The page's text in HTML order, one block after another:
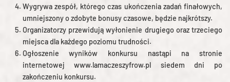
Wygrywa zespół, którego czas ukończenia zadań finałowych,
umniejszony o zdobyte bonusy czasowe, będzie najkrótszy.
Organizatorzy przewidują wyłonienie drugiego oraz trzeciego
miejsca dla każdego poziomu trudności.
Ogłoszenie wyników konkursu nastąpi na stronie
internetowej www.lamaczeszyfrow.pl siedem dni po
zakończeniu konkursu.